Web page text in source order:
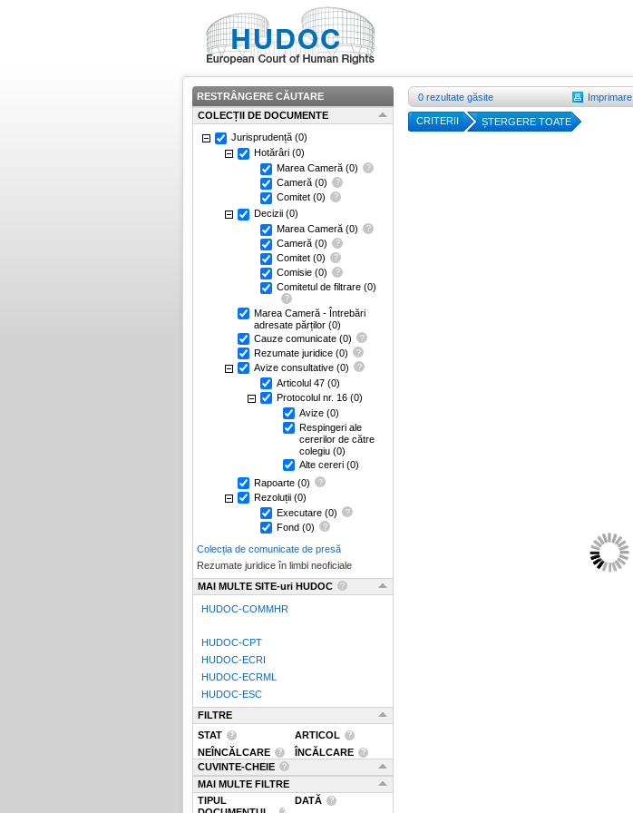
RESTRÂNGERE CĂUTARE
COLECȚII DE DOCUMENTE
Jurisprudență (0)
Hotărâri (0)
Marea Cameră (0)
Cameră (0)
Comitet (0)
Decizii (0)
Marea Cameră (0)
Cameră (0)
Comitet (0)
Comisie (0)
Comitetul de filtrare (0)
Marea Cameră - Întrebări
adresate părților (0)
Cauze comunicate (0)
Rezumate juridice (0)
Avize consultative (0)
Articolul 47 (0)
Protocolul nr. 16 (0)
Avize (0)
Respingeri ale
cererilor de către
colegiu (0)
Alte cereri (0)
Rapoarte (0)
Rezoluții (0)
Executare (0)
Fond (0)
Colecția de comunicate de presă
Rezumate juridice în limbi neoficiale
MAI MULTE SITE-uri HUDOC
HUDOC-COMMHR
HUDOC-CPT
HUDOC-ECRI
HUDOC-ECRML
HUDOC-ESC
FILTRE
STAT
ARTICOL
NEÎNCĂLCARE
ÎNCĂLCARE
CUVINTE-CHEIE
MAI MULTE FILTRE
TIPUL
DATĂ
0 rezultate găsite Imprimare
CRITERII ȘTERGERE TOATE